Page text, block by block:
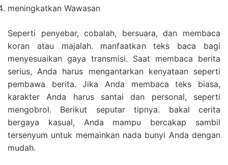
meningkatkan Wawasan
Seperti penyebar, cobalah, bersuara, dan membaca
koran atau majalah. manfaatkan teks baca bagi
menyesuaikan gaya transmisi. Saat membaca berita
serius, Anda harus mengantarkan kenyataan seperti
pembawa berita. Jika Anda membaca teks biasa,
karakter Anda harus santai dan personal, seperti
mengobrol. Berikut seputar tipnya. bakal cerita
bergaya kasual, Anda mampu bercakap sambil
tersenyum untuk memainkan nada bunyi Anda dengan
mudah.